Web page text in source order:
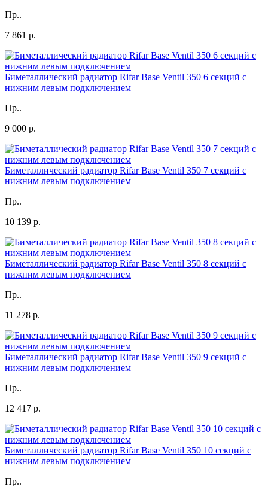
Пр..
7 861 р.
Биметаллический радиатор Rifar Base Ventil 350 6 секций с
нижним левым подключением
Пр..
9 000 р.
Биметаллический радиатор Rifar Base Ventil 350 7 секций с
нижним левым подключением
Пр..
10 139 р.
Биметаллический радиатор Rifar Base Ventil 350 8 секций с
нижним левым подключением
Пр..
11 278 р.
Биметаллический радиатор Rifar Base Ventil 350 9 секций с
нижним левым подключением
Пр..
12 417 р.
Биметаллический радиатор Rifar Base Ventil 350 10 секций с
нижним левым подключением
Пр..